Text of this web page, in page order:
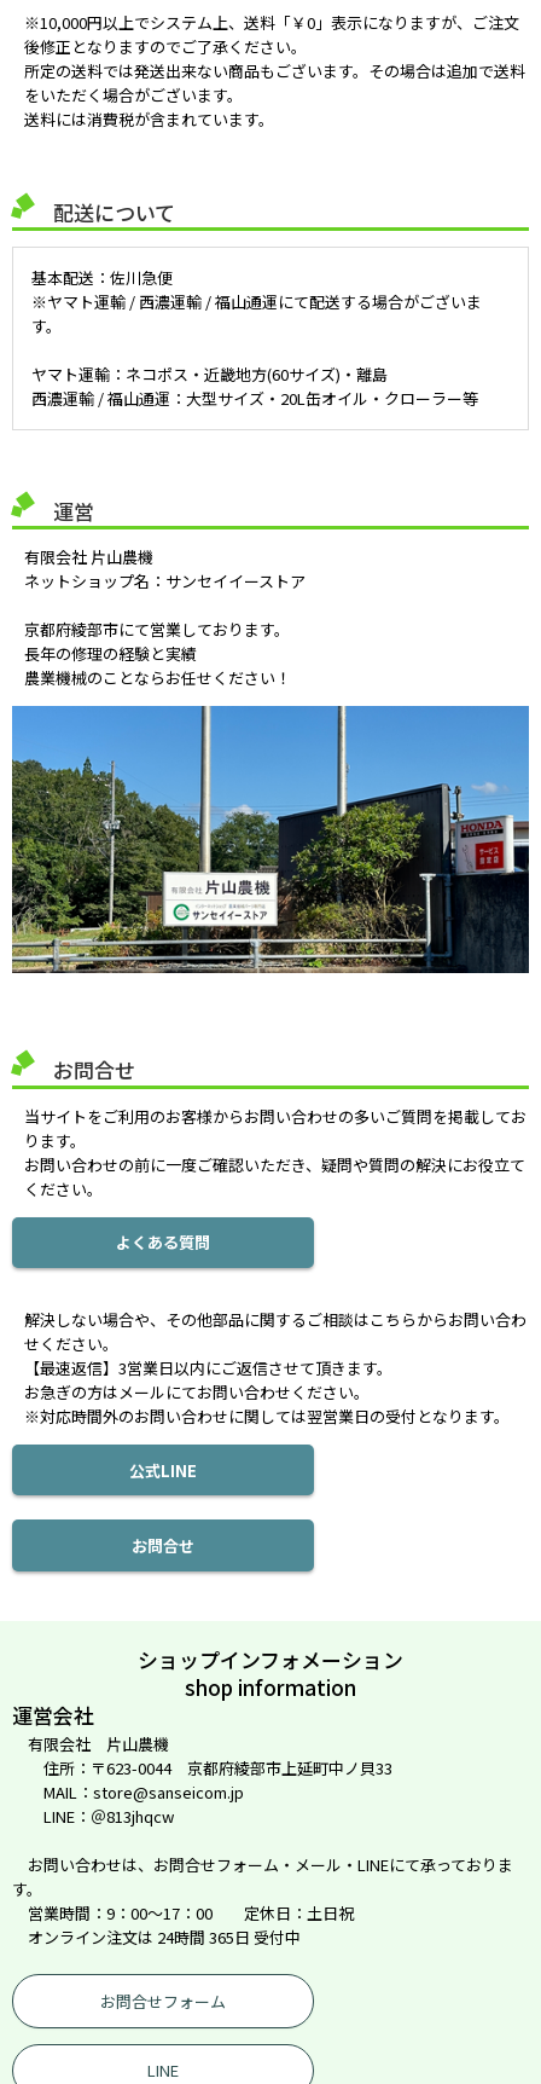
※10,000円以上でシステム上、送料「￥0」表示になりますが、ご注文
後修正となりますのでご了承ください。
所定の送料では発送出来ない商品もございます。その場合は追加で送料
をいただく場合がございます。
送料には消費税が含まれています。
配送について
基本配送：佐川急便
※ヤマト運輸 / 西濃運輸 / 福山通運にて配送する場合がございま
す。
ヤマト運輸：ネコポス・近畿地方(60サイズ)・離島
西濃運輸 / 福山通運：大型サイズ・20L缶オイル・クローラー等
運営
有限会社 片山農機
ネットショップ名：サンセイイーストア
京都府綾部市にて営業しております。
長年の修理の経験と実績
農業機械のことならお任せください！
お問合せ
当サイトをご利用のお客様からお問い合わせの多いご質問を掲載してお
ります。
お問い合わせの前に一度ご確認いただき、疑問や質問の解決にお役立て
ください。
よくある質問
解決しない場合や、その他部品に関するご相談はこちらからお問い合わ
せください。
【最速返信】3営業日以内にご返信させて頂きます。
お急ぎの方はメールにてお問い合わせください。
※対応時間外のお問い合わせに関しては翌営業日の受付となります。
公式LINE
お問合せ
ショップインフォメーション
shop information
運営会社
有限会社 片山農機
住所：〒623-0044 京都府綾部市上延町中ノ貝33
MAIL：store@sanseicom.jp
LINE：＠813jhqcw
お問い合わせは、お問合せフォーム・メール・LINEにて承っておりま
す。
営業時間：9：00～17：00 定休日：土日祝
オンライン注文は 24時間 365日 受付中
お問合せフォーム
LINE